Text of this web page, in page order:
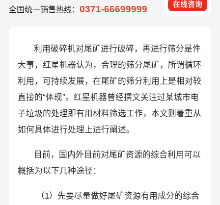
全国统一销售热线： 0371-66699999 在线咨询
利用破碎机对尾矿进行破碎，再进行筛分是件
大事，红星机器认为，合理的筛分尾矿，所谓循环
利用，可持续发展，在尾矿的筛分利用上是相对较
直接的“体现”。红星机器曾经撰文关注过某城市电
子垃圾的处理即有用材料筛选工作，本文则着重从
如何具体进行处理上进行阐述。
目前，国内外目前对尾矿资源的综合利用可以
概括为以下几种途径：
（1）先要尽量做好尾矿资源有用成分的综合